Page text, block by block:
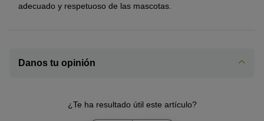
adecuado y respetuoso de las mascotas.
Danos tu opinión
¿Te ha resultado útil este artículo?